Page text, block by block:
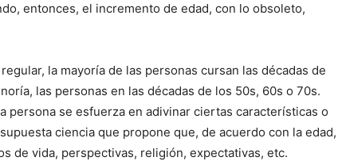
entonces, el incremento de edad, con lo obsoleto,
la mayoría de las personas cursan las décadas de
las personas en las décadas de los 50s, 60s o 70s.
persona se esfuerza en adivinar ciertas características o
ciencia que propone que, de acuerdo con la edad,
de vida, perspectivas, religión, expectativas, etc.